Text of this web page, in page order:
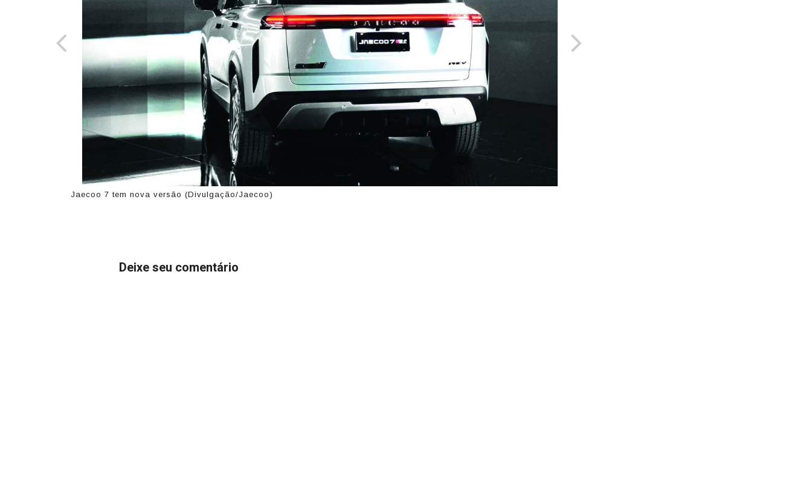
Jaecoo 7 tem nova versão (Divulgação/Jaecoo)
Deixe seu comentário